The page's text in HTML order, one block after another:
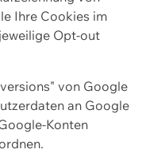
Ihre Cookies im
Opt-out
von Google
an Google
Konten